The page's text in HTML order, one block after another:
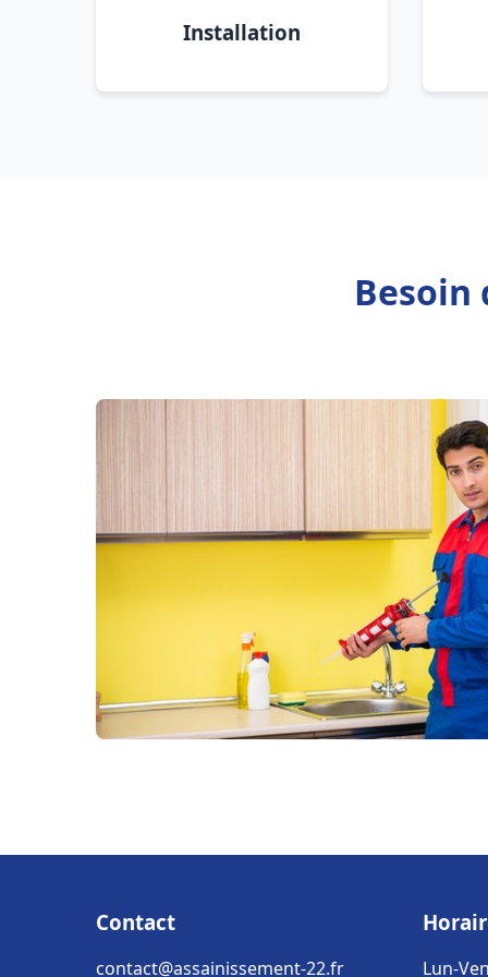
Installation
Besoin
Contact
contact@assainissement-22.fr Lun-